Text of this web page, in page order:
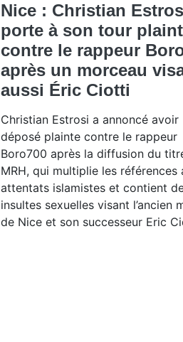
Nice : Christian
porte à son tour
contre le rappeur
après un morceau
aussi Éric Ciotti
Christian Estrosi a annoncé avoir
déposé plainte contre le rappeur
Boro700 après la diffusion du
MRH, qui multiplie les références
attentats islamistes et contient
insultes sexuelles visant l’ancien
de Nice et son successeur Eric